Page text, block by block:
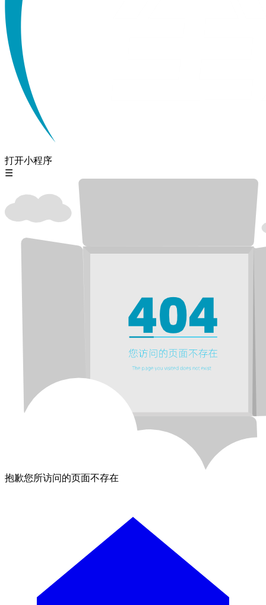
打开小程序
☰
抱歉您所访问的页面不存在